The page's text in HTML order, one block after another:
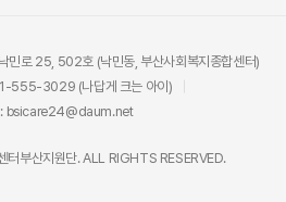
민로 25, 502호 (낙민동, 부산사회복지종합센터)
555-3029 (나답게 크는 아이)
: bsicare24@daum.net
부산지원단. ALL RIGHTS RESERVED.